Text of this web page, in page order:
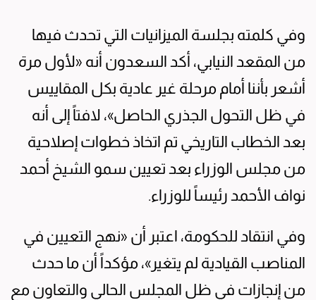
وفي كلمته بجلسة الميزانيات التي تحدث فيها
من المقعد النيابي، أكد السعدون أنه «لأول مرة
أشعر بأننا أمام مرحلة غير عادية بكل المقاييس
في ظل التحول الجذري الحاصل»، لافتاً إلى أنه
بعد الخطاب التاريخي تم اتخاذ خطوات إصلاحية
من مجلس الوزراء بعد تعيين سمو الشيخ أحمد
نواف الأحمد رئيساً للوزراء.
وفي انتقاد للحكومة، اعتبر أن «نهج التعيين في
المناصب القيادية لم يتغير»، مؤكداً أن ما حدث
من إنجازات في ظل المجلس الحالي والتعاون مع